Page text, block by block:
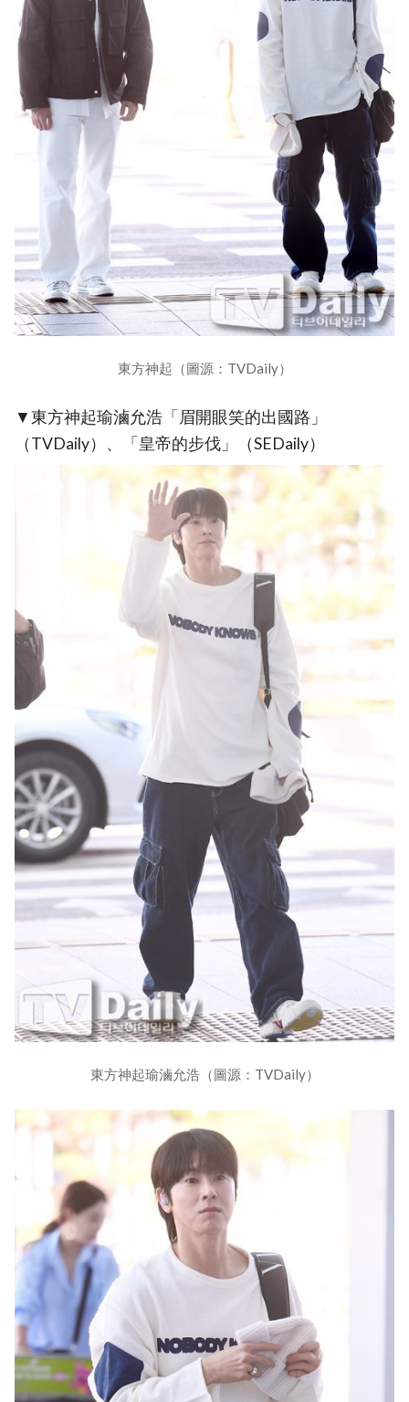
東方神起（圖源：TVDaily）
▼東方神起瑜滷允浩「眉開眼笑的出國路」
（TVDaily）、「皇帝的步伐」（SEDaily）
東方神起瑜滷允浩（圖源：TVDaily）